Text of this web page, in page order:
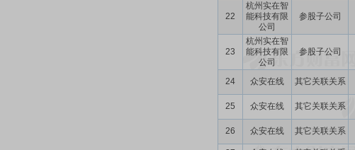
22
杭州实在智
能科技有限
公司
参股子公司
23
杭州实在智
能科技有限
公司
参股子公司
24 众安在线 其它关联关系
25 众安在线 其它关联关系
26 众安在线 其它关联关系